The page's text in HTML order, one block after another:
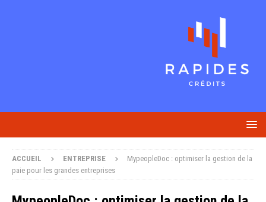
ACCUEIL ENTREPRISE
MypeopleDoc : optimiser la gestion de la
paie pour les grandes entreprises